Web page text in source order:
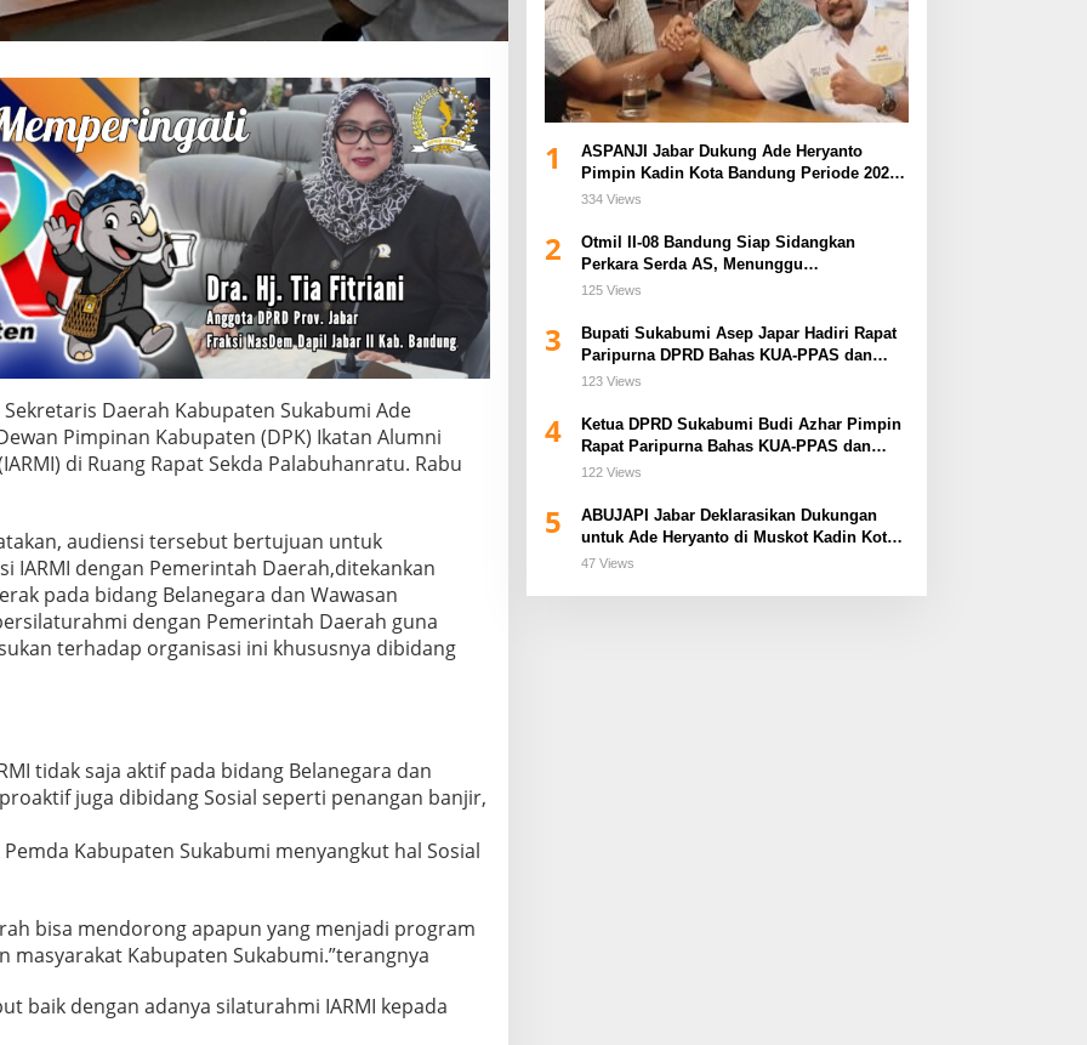
Sekretaris Daerah Kabupaten Sukabumi Ade
Pimpinan Kabupaten (DPK) Ikatan Alumni
di Ruang Rapat Sekda Palabuhanratu. Rabu
audiensi tersebut bertujuan untuk
IARMI dengan Pemerintah Daerah,ditekankan
pada bidang Belanegara dan Wawasan
dengan Pemerintah Daerah guna
terhadap organisasi ini khususnya dibidang
tidak saja aktif pada bidang Belanegara dan
juga dibidang Sosial seperti penangan banjir,
Kabupaten Sukabumi menyangkut hal Sosial
bisa mendorong apapun yang menjadi program
masyarakat Kabupaten Sukabumi.”terangnya
baik dengan adanya silaturahmi IARMI kepada
1
ASPANJI Jabar Dukung Ade Heryanto
Pimpin Kadin Kota Bandung Periode 2026–
2031
334 Views
2
Otmil II-08 Bandung Siap Sidangkan
Perkara Serda AS, Menunggu
Rekomendasi Korem Sunan Gunung Jati
125 Views
3
Bupati Sukabumi Asep Japar Hadiri Rapat
Paripurna DPRD Bahas KUA-PPAS dan
Raperda Disabilitas
123 Views
4
Ketua DPRD Sukabumi Budi Azhar Pimpin
Rapat Paripurna Bahas KUA-PPAS dan
Raperda Tirta Jaya
122 Views
5
ABUJAPI Jabar Deklarasikan Dukungan
untuk Ade Heryanto di Muskot Kadin Kota
Bandung
47 Views